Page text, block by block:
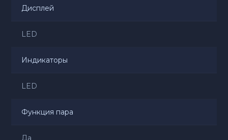
Дисплей
LED
Индикаторы
LED
Функция пара
Да